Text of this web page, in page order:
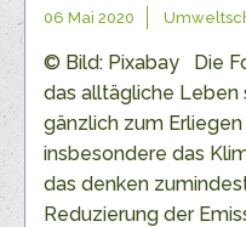
06 Mai 2020
© Bild: Pixabay Die
das alltägliche Leben
gänzlich zum
insbesondere das
das denken
Reduzierung der